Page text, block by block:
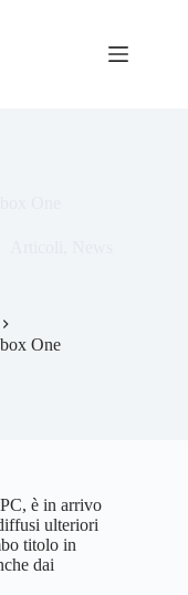
One
è in arrivo
ulteriori
titolo in
dai